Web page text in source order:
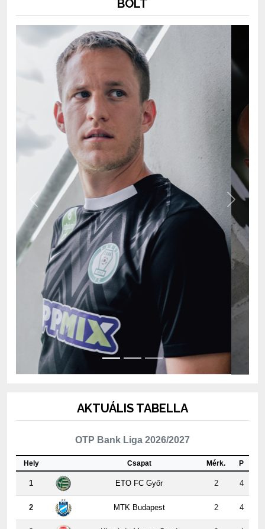
Previous Next
OTP Bank Liga 2026/2027
Csapat
1 ETO FC Győr 2 4
2 MTK Budapest 2 4
3 Kisvárda Master Good 2 4